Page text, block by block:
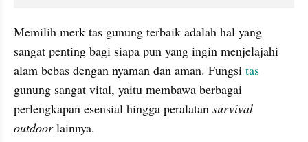
Memilih merk tas gunung terbaik adalah hal yang
sangat penting bagi siapa pun yang ingin menjelajahi
alam bebas dengan nyaman dan aman. Fungsi tas
gunung sangat vital, yaitu membawa berbagai
perlengkapan esensial hingga peralatan survival
outdoor lainnya.